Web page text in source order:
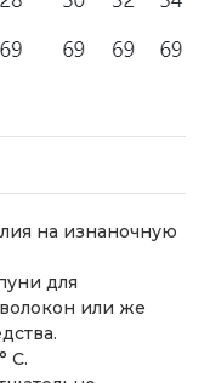
на изнаночную
для
или же
С.